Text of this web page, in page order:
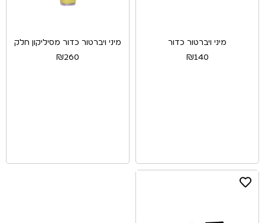
מיני ויברטור כדור
₪140
מיני ויברטור כדור מסיליקון חלק
₪260